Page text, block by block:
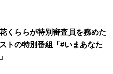
くららが特別審査員を務めた
トの特別番組「#いまあなた